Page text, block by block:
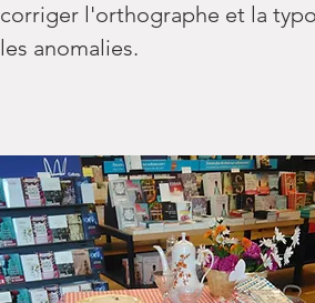
corriger l'orthographe et la
les anomalies.